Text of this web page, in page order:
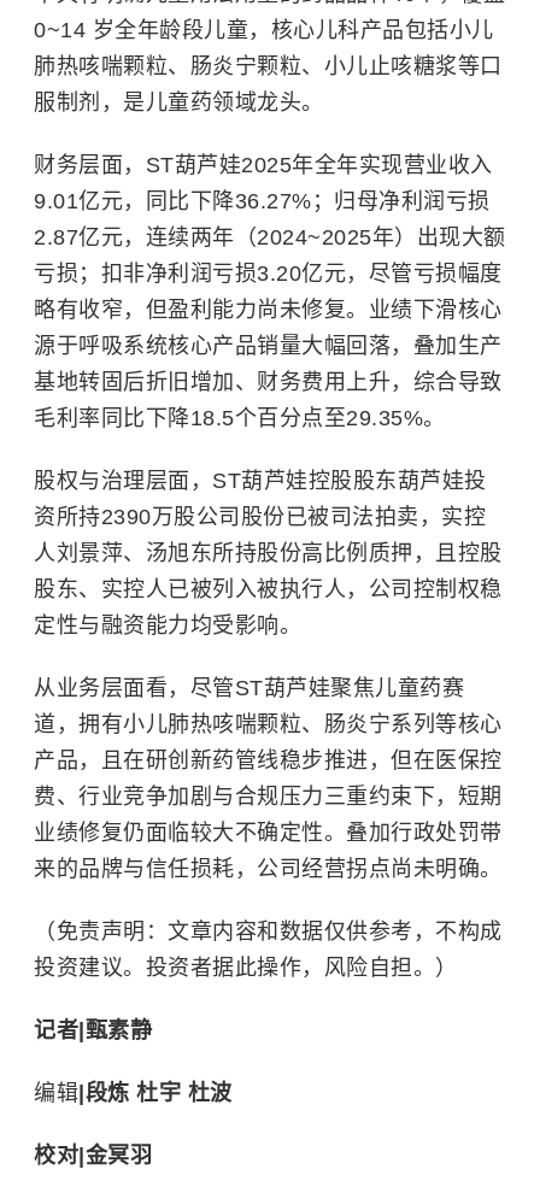
0~14 岁全年龄段儿童，核心儿科产品包括小儿
肺热咳喘颗粒、肠炎宁颗粒、小儿止咳糖浆等口
服制剂，是儿童药领域龙头。
财务层面，ST葫芦娃2025年全年实现营业收入
9.01亿元，同比下降36.27%；归母净利润亏损
2.87亿元，连续两年（2024~2025年）出现大额
亏损；扣非净利润亏损3.20亿元，尽管亏损幅度
略有收窄，但盈利能力尚未修复。业绩下滑核心
源于呼吸系统核心产品销量大幅回落，叠加生产
基地转固后折旧增加、财务费用上升，综合导致
毛利率同比下降18.5个百分点至29.35%。
股权与治理层面，ST葫芦娃控股股东葫芦娃投
资所持2390万股公司股份已被司法拍卖，实控
人刘景萍、汤旭东所持股份高比例质押，且控股
股东、实控人已被列入被执行人，公司控制权稳
定性与融资能力均受影响。
从业务层面看，尽管ST葫芦娃聚焦儿童药赛
道，拥有小儿肺热咳喘颗粒、肠炎宁系列等核心
产品，且在研创新药管线稳步推进，但在医保控
费、行业竞争加剧与合规压力三重约束下，短期
业绩修复仍面临较大不确定性。叠加行政处罚带
来的品牌与信任损耗，公司经营拐点尚未明确。
（免责声明：文章内容和数据仅供参考，不构成
投资建议。投资者据此操作，风险自担。）
记者|甄素静
编辑|段炼 杜宇 杜波
校对|金冥羽